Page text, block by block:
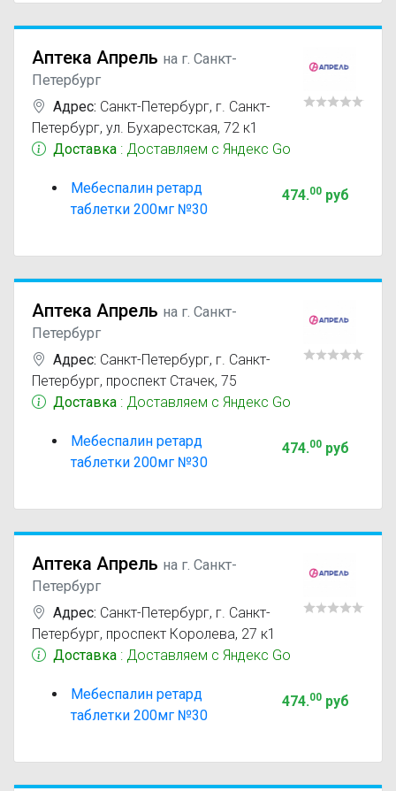
Аптека Апрель на г. Санкт-
Петербург
Адрес: Санкт-Петербург, г. Санкт-
Петербург, ул. Бухарестская, 72 к1
Доставка : Доставляем с Яндекс Go
Мебеспалин ретард
таблетки 200мг №30
474.00руб
Аптека Апрель на г. Санкт-
Петербург
Адрес: Санкт-Петербург, г. Санкт-
Петербург, проспект Стачек, 75
Доставка : Доставляем с Яндекс Go
Мебеспалин ретард
таблетки 200мг №30
474.00руб
Аптека Апрель на г. Санкт-
Петербург
Адрес: Санкт-Петербург, г. Санкт-
Петербург, проспект Королева, 27 к1
Доставка : Доставляем с Яндекс Go
Мебеспалин ретард
таблетки 200мг №30
474.00руб